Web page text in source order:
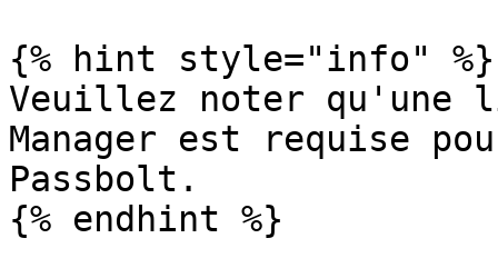
{% hint style="info" %}
Veuillez noter qu'une
Manager est requise
Passbolt.
{% endhint %}